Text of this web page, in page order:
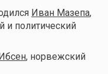
Иван Мазепа,
и политический
, норвежский